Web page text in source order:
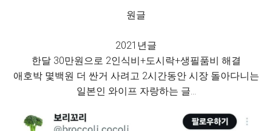
원글
2021년글
한달 30만원으로 2인식비+도시락+생필품비 해결
애호박 몇백원 더 싼거 사려고 2시간동안 시장 돌아다니는
일본인 와이프 자랑하는 글...